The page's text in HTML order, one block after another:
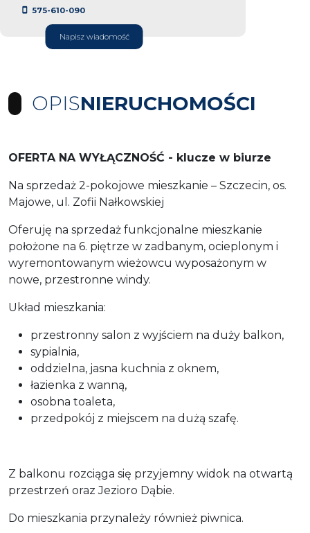
575-610-090
Napisz wiadomość
OPISNIERUCHOMOŚCI
OFERTA NA WYŁĄCZNOŚĆ - klucze w biurze
Na sprzedaż 2-pokojowe mieszkanie – Szczecin, os.
Majowe, ul. Zofii Nałkowskiej
Oferuję na sprzedaż funkcjonalne mieszkanie
położone na 6. piętrze w zadbanym, ocieplonym i
wyremontowanym wieżowcu wyposażonym w
nowe, przestronne windy.
Układ mieszkania:
przestronny salon z wyjściem na duży balkon,
sypialnia,
oddzielna, jasna kuchnia z oknem,
łazienka z wanną,
osobna toaleta,
przedpokój z miejscem na dużą szafę.
Z balkonu rozciąga się przyjemny widok na otwartą
przestrzeń oraz Jezioro Dąbie.
Do mieszkania przynależy również piwnica.